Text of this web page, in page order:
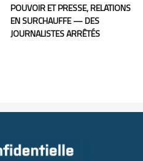
POUVOIR ET PRESSE, RELATIONS
EN SURCHAUFFE — DES
JOURNALISTES ARRÊTÉS